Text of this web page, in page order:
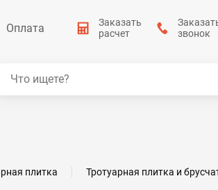
Оплата
Заказать
расчет
звонок
плитка Тротуарная плитка и